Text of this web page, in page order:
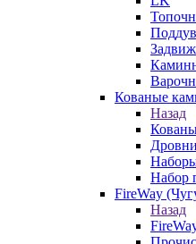
Кованые
Назад
Набор
FireWay
Назад